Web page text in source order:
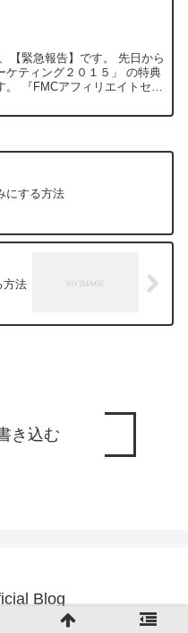
ケティング２０１５」 の特典
ミ
にする方法
方法
き込む
Blog
Blog.